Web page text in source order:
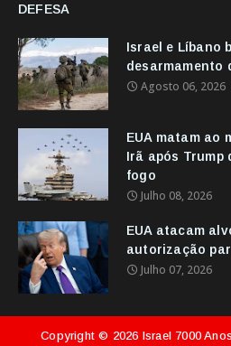
DEFESA
Israel e Líbano
desarmamento
Agosto 06, 2026
EUA matam ao
Irã após Trump
fogo
Julho 08, 2026
EUA atacam
autorização
Julho 07, 2026
Copyright © 2026 Israel 7000